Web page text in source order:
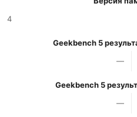
4
Geekbench 5
—
Geekbench 5
—